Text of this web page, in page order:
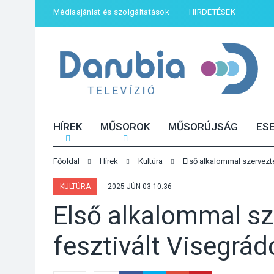
Médiaajánlat és szolgáltatások HIRDETÉSEK
HÍREK MŰSOROK MŰSORÚJSÁG
Főoldal Hírek Kultúra Első alkalommal
KULTÚRA 2025 JÚN 03 10:36
Első alkalommal
fesztivált